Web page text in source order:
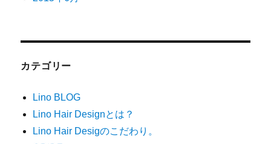
カテゴリー
Lino BLOG
Lino Hair Designとは？
Lino Hair Desigのこだわり。